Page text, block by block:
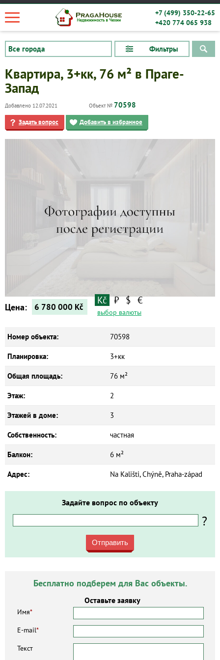
+7 (499) 350-22-65
+420 774 065 938
Фильтры
Дома
Коммерческие объекты
Квартира, 3+кк, 76 м² в Праге-
Запад
Добавлено 12.07.2021 Объект № 70598
Задать вопрос Добавить в избранное
Цена: 6 780 000 Kč
Kč ₽ $ €
выбор валюты
Номер объекта: 70598
Планировка: 3+кк
Общая площадь: 76 м²
Этаж: 2
Этажей в доме: 3
Собственность: частная
Балкон: 6 м²
Адрес: Na Kališti, Chýně, Praha-západ
Задайте вопрос по объекту
?
Отправить
Бесплатно подберем для Вас объекты.
Оставьте заявку
Имя*
E-mail*
Текст